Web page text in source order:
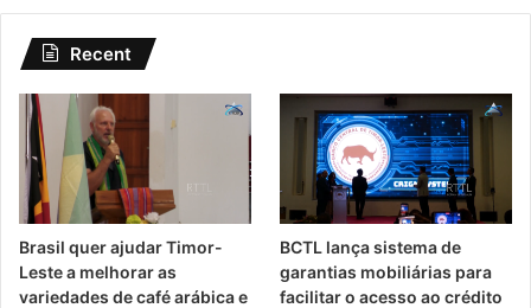
Recent
Brasil quer ajudar Timor-
Leste a melhorar as
variedades de café arábica e
BCTL lança sistema de
garantias mobiliárias para
facilitar o acesso ao crédito